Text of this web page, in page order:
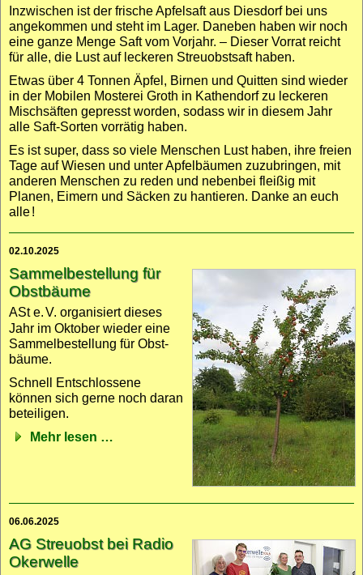
Inzwischen ist der frische Apfel­saft aus Diesdorf bei uns
angekommen und steht im Lager. Daneben haben wir noch
eine ganze Menge Saft vom Vorjahr. – Dieser Vorrat reicht
für alle, die Lust auf leckeren Streuobst­saft haben.
Etwas über 4 Tonnen Äpfel, Birnen und Quitten sind wieder
in der Mobilen Mosterei Groth in Kathendorf zu leckeren
Misch­säften gepresst worden, sodass wir in diesem Jahr
alle Saft-Sorten vorrätig haben.
Es ist super, dass so viele Menschen Lust haben, ihre freien
Tage auf Wiesen und unter Apfel­bäumen zuzubringen, mit
anderen Menschen zu reden und nebenbei fleißig mit
Planen, Eimern und Säcken zu hantieren. Danke an euch
alle!
02.10.2025
Sammelbestellung für
Obstbäume
ASt e.V. organisiert dieses
Jahr im Oktober wieder eine
Sammel­bestellung für Obst­
bäume.
Schnell Entschlossene
können sich gerne noch daran
beteiligen.
Mehr lesen …
06.06.2025
AG Streuobst bei Radio
Okerwelle